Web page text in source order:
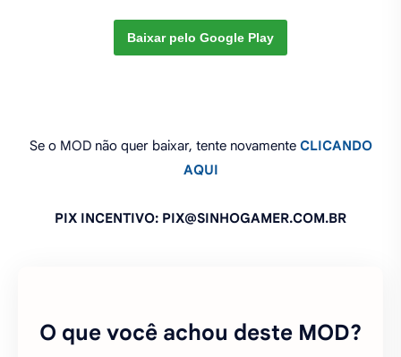
Baixar pelo Google Play
Se o MOD não quer baixar, tente novamente CLICANDO
AQUI
PIX INCENTIVO: PIX@SINHOGAMER.COM.BR
O que você achou deste MOD?